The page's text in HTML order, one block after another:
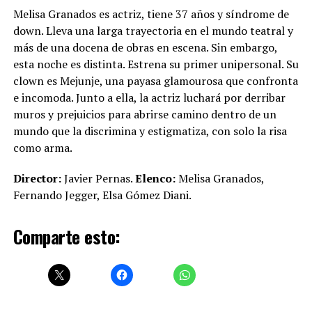
Melisa Granados es actriz, tiene 37 años y síndrome de
down. Lleva una larga trayectoria en el mundo teatral y
más de una docena de obras en escena. Sin embargo,
esta noche es distinta. Estrena su primer unipersonal. Su
clown es Mejunje, una payasa glamourosa que confronta
e incomoda. Junto a ella, la actriz luchará por derribar
muros y prejuicios para abrirse camino dentro de un
mundo que la discrimina y estigmatiza, con solo la risa
como arma.
Director:Javier Pernas.Elenco:Melisa Granados,
Fernando Jegger, Elsa Gómez Diani.
Comparte esto: